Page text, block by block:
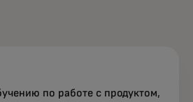
по работе с продуктом,